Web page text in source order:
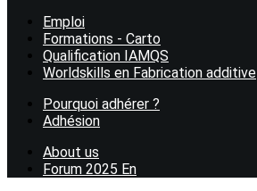
Emploi
Formations - Carto
Qualification IAMQS
Worldskills en Fabrication additive
Pourquoi adhérer ?
Adhésion
About us
Forum 2025 En